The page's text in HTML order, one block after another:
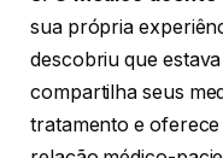
sua própria
descobriu que
compartilha seus
tratamento e